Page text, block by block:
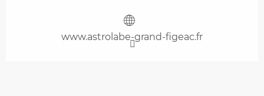
www.astrolabe-grand-figeac.fr